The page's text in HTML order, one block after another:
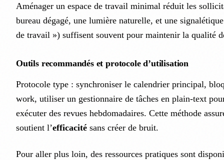
Aménager un espace de travail minimal réduit les
bureau dégagé, une lumière naturelle, et une
de travail ») suffisent souvent pour maintenir la qualité
Outils recommandés et protocole d’utilisation
Protocole type : synchroniser le calendrier principal,
work, utiliser un gestionnaire de tâches en plain-text
exécuter des revues hebdomadaires. Cette méthode
soutient l’efficacité sans créer de bruit.
Pour aller plus loin, des ressources pratiques sont